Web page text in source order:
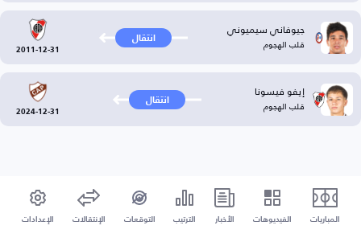
جيوفاني سيميوني
قلب الهجوم انتقال
2011-12-31
إيفو فيسونا
قلب الهجوم انتقال
2024-12-31
المباريات الفيديوهات الأخبار الترتيب التوقعات الإنتقالات الإعدادات